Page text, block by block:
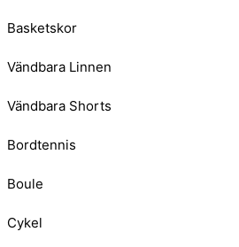
Basketskor
Vändbara Linnen
Vändbara Shorts
Bordtennis
Boule
Cykel